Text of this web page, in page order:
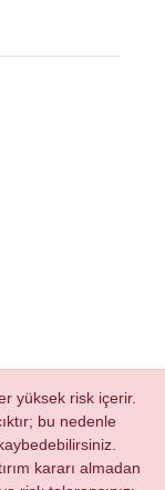
yüksek risk içerir.
bu nedenle
kaybedebilirsiniz.
kararı almadan